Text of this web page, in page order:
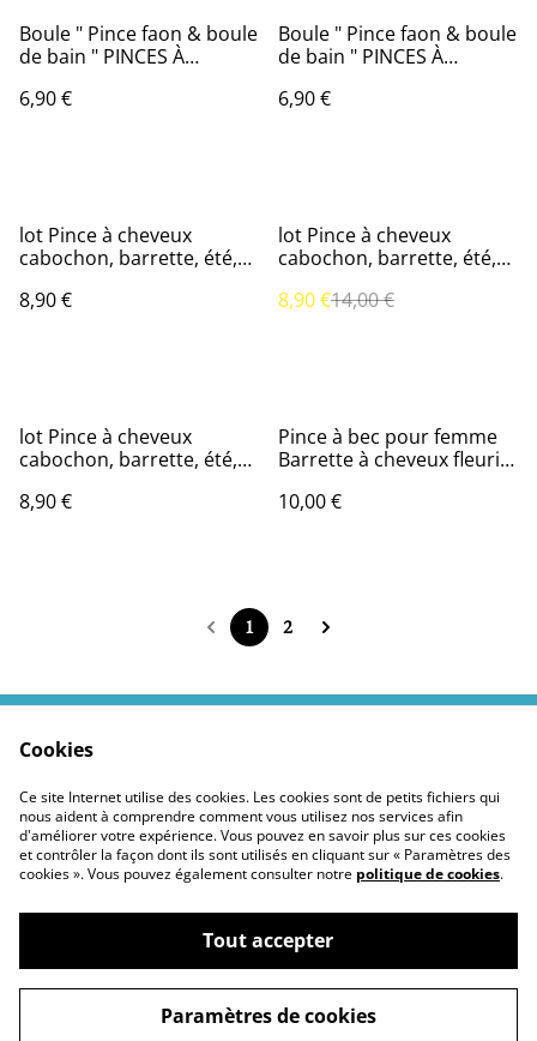
Boule " Pince faon & boule
de bain " PINCES À
6,90 €
Boule " Pince faon & boule
de bain " PINCES À
6,90 €
lot Pince à cheveux
cabochon, barrette, été,
8,90 €
%
lot Pince à cheveux
cabochon, barrette, été,
8,90 €14,00 €
lot Pince à cheveux
cabochon, barrette, été,
8,90 €
Pince à bec pour femme
Barrette à cheveux fleuri
10,00 €
1 2
Politiques Site
Confidentialité des
cookies
©2026Moustickat Cie
powered by
Cookies
Ce site Internet utilise des cookies. Les cookies sont de petits fichiers qui
nous aident à comprendre comment vous utilisez nos services afin
d'améliorer votre expérience. Vous pouvez en savoir plus sur ces cookies
et contrôler la façon dont ils sont utilisés en cliquant sur « Paramètres des
cookies ». Vous pouvez également consulter notre politique de cookies.
Tout accepter
Paramètres de cookies